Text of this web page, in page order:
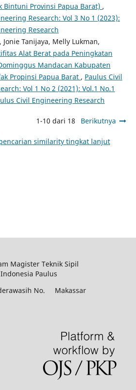
Bintuni Provinsi Papua Barat) ,
Research: Vol 3 No 1 (2023):
Research
Tanijaya, Melly Lukman,
Alat Berat pada Peningkatan
Mandacan Kabupaten
Propinsi Papua Barat , Paulus Civil
Vol 1 No 2 (2021): Vol.1 No.1
Civil Engineering Research
1-10 dari 18 Berikutnya
similarity tingkat lanjut
Magister Teknik Sipil
Paulus
No. Makassar